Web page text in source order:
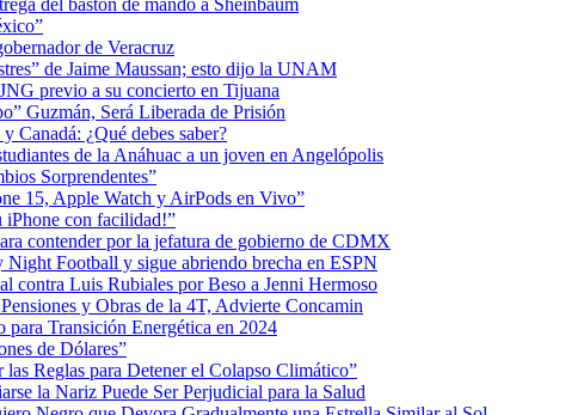
del bastón de mando a Sheinbaum
de Veracruz
de Jaime Maussan; esto dijo la UNAM
previo a su concierto en Tijuana
Guzmán, Será Liberada de Prisión
Canadá: ¿Qué debes saber?
de la Anáhuac a un joven en Angelópolis
Sorprendentes”
15, Apple Watch y AirPods en Vivo”
iPhone con facilidad!”
contender por la jefatura de gobierno de CDMX
Football y sigue abriendo brecha en ESPN
contra Luis Rubiales por Beso a Jenni Hermoso
y Obras de la 4T, Advierte Concamin
Transición Energética en 2024
de Dólares”
Reglas para Detener el Colapso Climático”
la Nariz Puede Ser Perjudicial para la Salud